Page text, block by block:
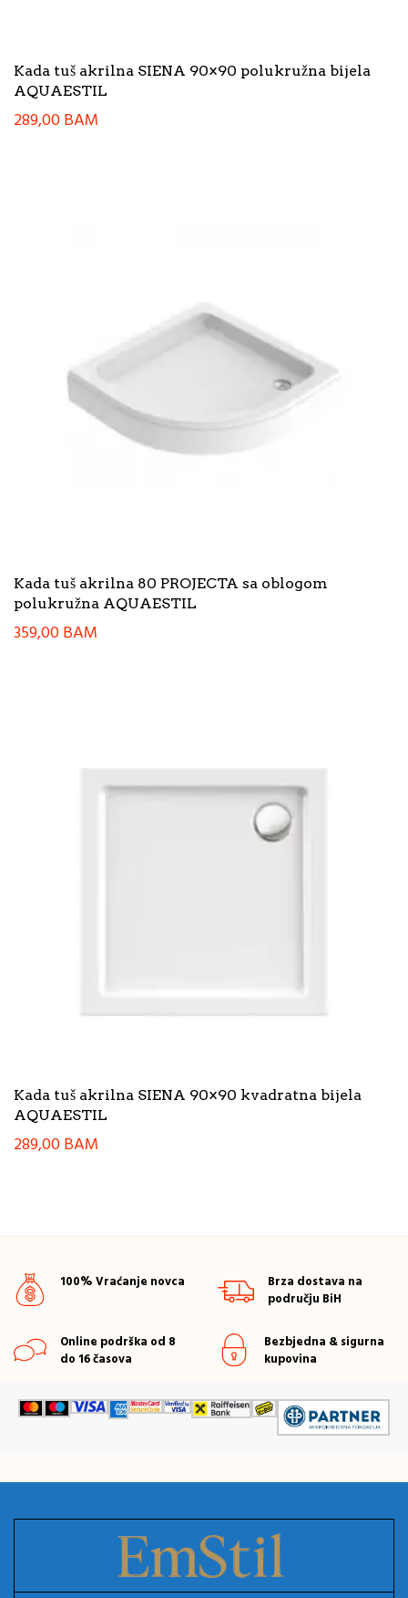
Kada tuš akrilna SIENA 90×90 polukružna bijela
AQUAESTIL
289,00BAM
Kada tuš akrilna 80 PROJECTA sa oblogom
polukružna AQUAESTIL
359,00BAM
Kada tuš akrilna SIENA 90×90 kvadratna bijela
AQUAESTIL
289,00BAM
100% Vraćanje novca
Brza dostava na
području BiH
Online podrška od 8
do 16 časova
Bezbjedna & sigurna
kupovina